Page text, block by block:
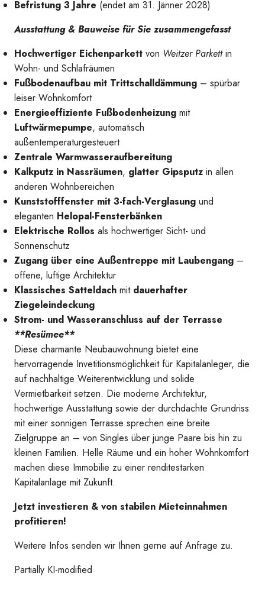
Blick vom Balkon
Essbereich
Blick Zimmer Kochbereich
Befristung 3 Jahre (endet am 31. Jänner 2028)
Ausstattung & Bauweise für Sie zusammengefasst
Hochwertiger Eichenparkett von Weitzer Parkettin
Wohn- und Schlafräumen
Fußbodenaufbau mit Trittschalldämmung – spürbar
leiser Wohnkomfort
Energieeffiziente Fußbodenheizung mit
Luftwärmepumpe, automatisch
außentemperaturgesteuert
Zentrale Warmwasseraufbereitung
Kalkputz in Nassräumen, glatter Gipsputz in allen
anderen Wohnbereichen
Kunststofffenster mit 3-fach-Verglasung und
eleganten Helopal-Fensterbänken
Elektrische Rollos als hochwertiger Sicht- und
Sonnenschutz
Zugang über eine Außentreppe mit Laubengang –
offene, luftige Architektur
Klassisches Satteldach mit dauerhafter
Ziegeleindeckung
Strom- und Wasseranschluss auf der Terrasse
**Resümee**
Diese charmante Neubauwohnung bietet eine
hervorragende Invetitionsmöglichkeit für Kapitalanleger, die
auf nachhaltige Weiterentwicklung und solide
Vermietbarkeit setzen. Die moderne Architektur,
hochwertige Ausstattung sowie der durchdachte Grundriss
mit einer sonnigen Terrasse sprechen eine breite
Zielgruppe an – von Singles über junge Paare bis hin zu
kleinen Familien. Helle Räume und ein hoher Wohnkomfort
machen diese Immobilie zu einer renditestarken
Kapitalanlage mit Zukunft.
Jetzt investieren & von stabilen Mieteinnahmen
profitieren!
Weitere Infos senden wir Ihnen gerne auf Anfrage zu.
Partially KI-modified